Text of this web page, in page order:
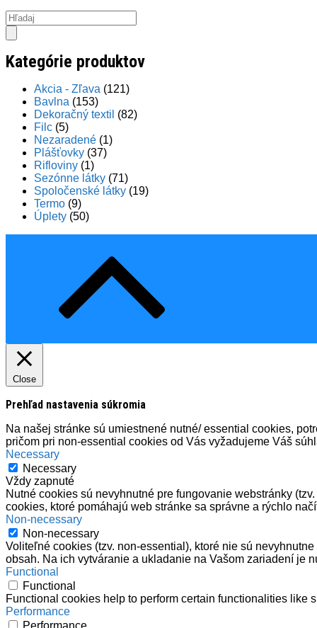
vybrať
na
produktu.
Products
search
Kategórie produktov
Akcia - Zľava (121)
Bavlna (153)
Dekoračný textil (82)
Filc (5)
Nezaradené (1)
Plášťovky (37)
Rifloviny (1)
Sezónne látky (71)
Spoločenské látky (19)
Termo (9)
Úplety (50)
Close
Prehľad nastavenia súkromia
Na našej stránke sú umiestnené nutné/ essential cookies,
pričom pri non-essential cookies od Vás vyžadujeme Váš
Necessary
Necessary
Vždy zapnuté
Nutné cookies sú nevyhnutné pre fungovanie webstránky
cookies, ktoré pomáhajú web stránke sa správne a rýchlo
Non-necessary
Non-necessary
Voliteľné cookies (tzv. non-essential), ktoré nie sú
obsah. Na ich vytváranie a ukladanie na Vašom zariadení je
Functional
Functional
Functional cookies help to perform certain functionalities like
Performance
Performance